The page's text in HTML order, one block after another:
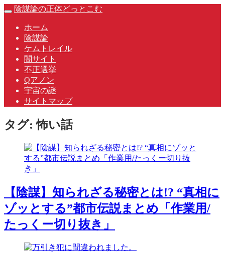
Skip
content
Toggle
陰謀論の正体どっとこむ
ホーム
陰謀論
ケムトレイル
闇サイト
不正選挙
Qアノン
宇宙の謎
サイトマップ
タグ:怖い話
【陰謀】知られざる秘密とは!? “真相に
ゾッとする”都市伝説まとめ「作業用/
たっくー切り抜き」